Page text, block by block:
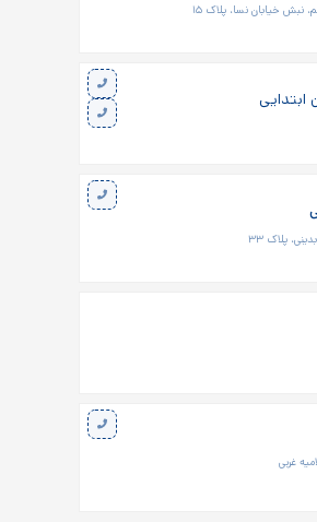
نبش خیابان نسا، پلاک ۱۵
پلاک ۳۳
غربی